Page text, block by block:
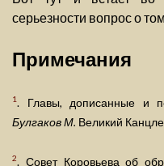
серьезности вопрос о
Примечания
1. Главы, дописанные и
Булгаков М. Великий
2. Совет Коровьева об